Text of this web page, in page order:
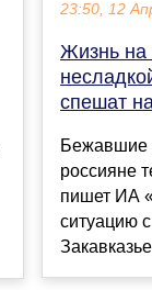
23:50, 12
Жизнь на
спешат
Бежавшие
россияне
пишет ИА
ситуацию